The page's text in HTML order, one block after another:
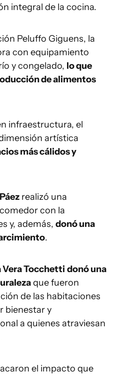
integral de la cocina.
Peluffo Giguens, la
con equipamiento
y congelado, lo que
de alimentos
infraestructura, el
artística
más cálidos y
realizó una
con la
y, además, donó una
.
Tocchetti donó una
que fueron
de las habitaciones
bienestar y
a quienes atraviesan
el impacto que